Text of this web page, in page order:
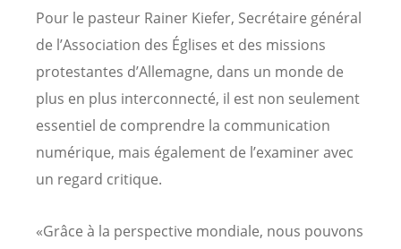
Pour le pasteur Rainer Kiefer, Secrétaire général
de l’Association des Églises et des missions
protestantes d’Allemagne, dans un monde de
plus en plus interconnecté, il est non seulement
essentiel de comprendre la communication
numérique, mais également de l’examiner avec
un regard critique.
«Grâce à la perspective mondiale, nous pouvons